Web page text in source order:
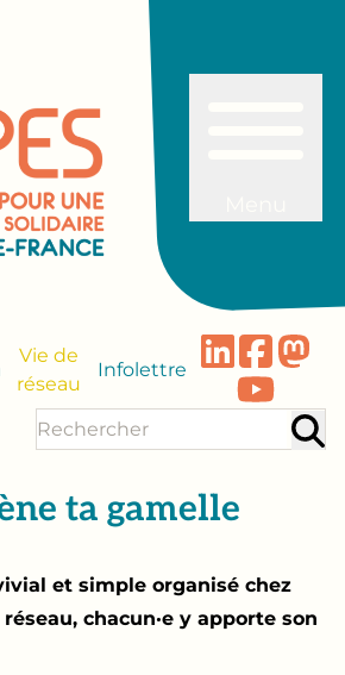
Vie de
réseau
Infolettre
ta gamelle
et simple organisé chez
chacun·e y apporte son